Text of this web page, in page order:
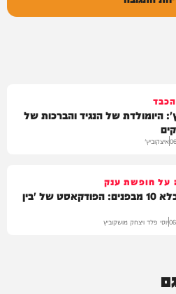
היומולדת של הנגיד והברכות של
איצקוביץ'
על חופשת ענק
הצצה לכלא 10 מבפנים: הפודקאסט של 'בין
יוסי פלד ויצחק מושקוביץ